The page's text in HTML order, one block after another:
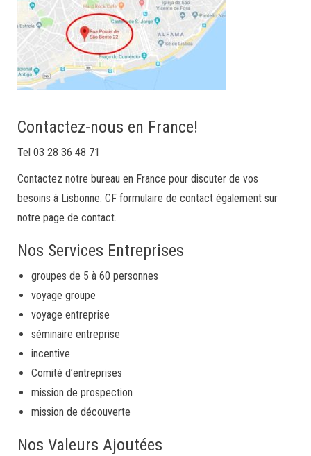
Contactez-nous en France!
Tel 03 28 36 48 71
Contactez notre bureau en France pour discuter de vos
besoins à Lisbonne. CF formulaire de contact également sur
notre page de contact.
Nos Services Entreprises
groupes de 5 à 60 personnes
voyage groupe
voyage entreprise
séminaire entreprise
incentive
Comité d’entreprises
mission de prospection
mission de découverte
Nos Valeurs Ajoutées